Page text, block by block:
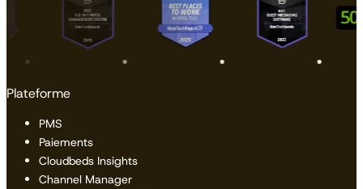
Plateforme
PMS
Paiements
Cloudbeds Insights
Channel Manager